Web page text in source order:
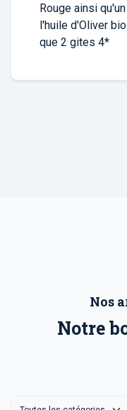
Rouge ainsi
l'huile d'Oliver
que 2 gites 4*
Nos
Notre